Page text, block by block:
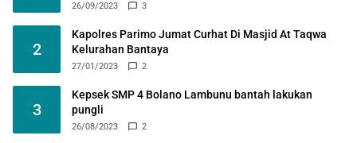
26/09/2023 3
2
Kapolres Parimo Jumat Curhat Di Masjid At Taqwa
Kelurahan Bantaya
27/01/2023 2
3
Kepsek SMP 4 Bolano Lambunu bantah lakukan
pungli
26/08/2023 2